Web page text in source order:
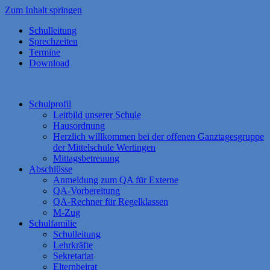
Zum Inhalt springen
Schulleitung
Sprechzeiten
Termine
Download
Schulprofil
Leitbild unserer Schule
Hausordnung
Herzlich willkommen bei der offenen Ganztagesgruppe
der Mittelschule Wertingen
Mittagsbetreuung
Abschlüsse
Anmeldung zum QA für Externe
QA-Vorbereitung
QA-Rechner für Regelklassen
M-Zug
Schulfamilie
Schulleitung
Lehrkräfte
Sekretariat
Elternbeirat